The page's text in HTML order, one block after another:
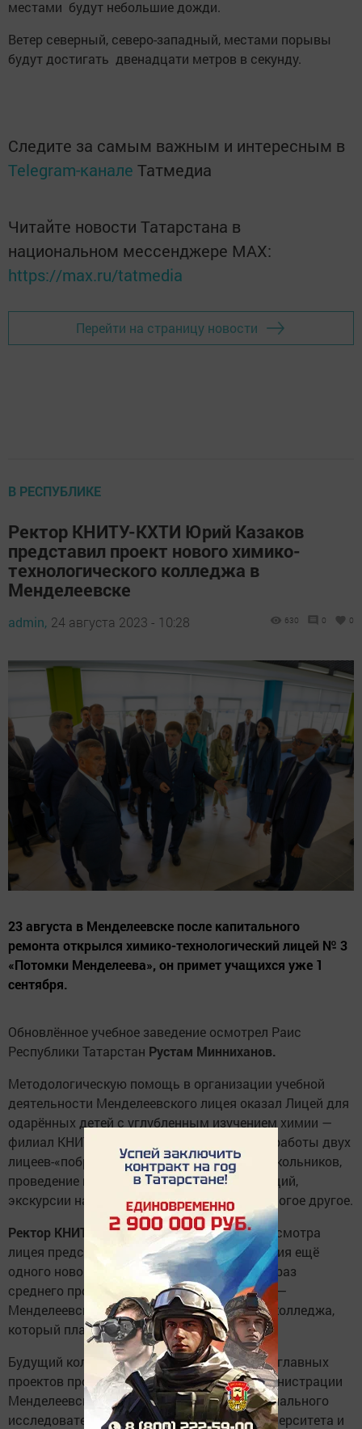
местами будут небольшие дожди.
Ветер северный, северо-западный, местами порывы
будут достигать двенадцати метров в секунду.
Следите за самым важным и интересным в
Telegram-канале Татмедиа
Читайте новости Татарстана в
национальном мессенджере MАХ:
https://max.ru/tatmedia
Перейти на страницу новости
В РЕСПУБЛИКЕ
Ректор КНИТУ-КХТИ Юрий Казаков
представил проект нового химико-
технологического колледжа в
Менделеевске
admin, 24 августа 2023 - 10:28 630 0 0
23 августа в Менделеевске после капитального
ремонта открылся химико-технологический лицей № 3
«Потомки Менделеева», он примет учащихся уже 1
сентября.
Обновлённое учебное заведение осмотрел Раис
Республики Татарстан Рустам Минниханов.
Методологическую помощь в организации учебной
деятельности Менделеевского лицея оказал Лицей для
одарённых детей с углубленным изучением химии —
филиал КНИТУ-КХТИ. В планах совместной работы двух
лицеев-«побратимов» — профориентация школьников,
проведение научно-практических конференций,
экскурсии на отраслевые предприятия и многое другое.
Ректор КНИТУ-КХТИ Юрий Казаковв ходе осмотра
лицея представил доклад об этапах создания ещё
одного нового учебного заведения, на этот раз
среднего профессионального образования —
Менделеевского химико-технологического колледжа,
который планируется открыть в 2025 году.
Будущий колледж Менделеевска — один из главных
проектов программы сотрудничества администрации
Менделеевского района, Казанского национального
исследовательского технологического университета и